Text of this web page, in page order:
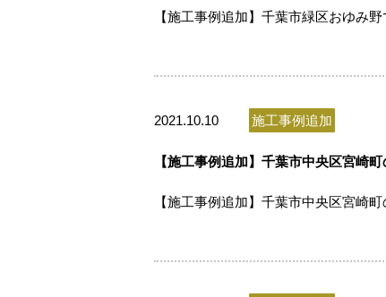
【施工事例追加】千葉市緑区おゆみ
2021.10.10 施工事例追加
【施工事例追加】千葉市中央区宮崎
【施工事例追加】千葉市中央区宮崎